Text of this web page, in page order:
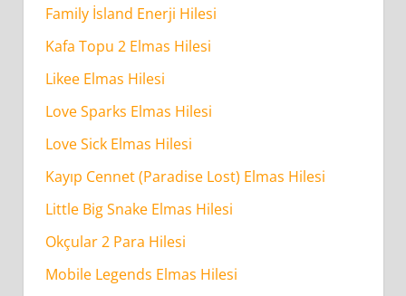
Family İsland Enerji Hilesi
Kafa Topu 2 Elmas Hilesi
Likee Elmas Hilesi
Love Sparks Elmas Hilesi
Love Sick Elmas Hilesi
Kayıp Cennet (Paradise Lost) Elmas Hilesi
Little Big Snake Elmas Hilesi
Okçular 2 Para Hilesi
Mobile Legends Elmas Hilesi